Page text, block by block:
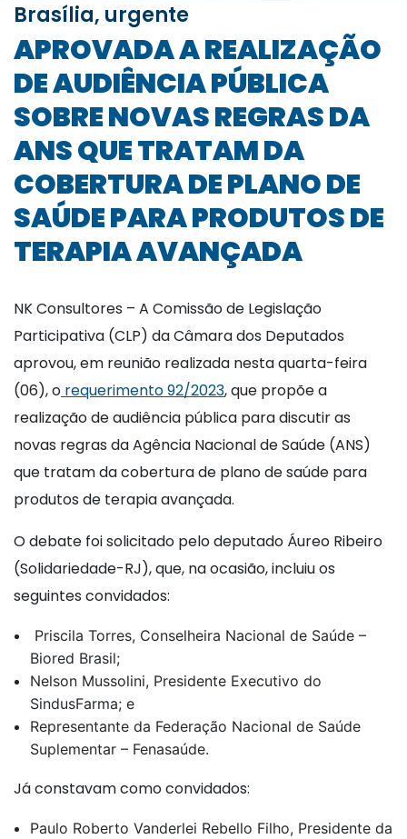
Brasília, urgente
APROVADA A REALIZAÇÃO
DE AUDIÊNCIA PÚBLICA
SOBRE NOVAS REGRAS DA
ANS QUE TRATAM DA
COBERTURA DE PLANO DE
SAÚDE PARA PRODUTOS DE
TERAPIA AVANÇADA
NK Consultores – A Comissão de Legislação
Participativa (CLP) da Câmara dos Deputados
aprovou, em reunião realizada nesta quarta-feira
(06), o requerimento 92/2023, que propõe a
realização de audiência pública para discutir as
novas regras da Agência Nacional de Saúde (ANS)
que tratam da cobertura de plano de saúde para
produtos de terapia avançada.
O debate foi solicitado pelo deputado Áureo Ribeiro
(Solidariedade-RJ), que, na ocasião, incluiu os
seguintes convidados:
Priscila Torres, Conselheira Nacional de Saúde –
Biored Brasil;
Nelson Mussolini, Presidente Executivo do
SindusFarma; e
Representante da Federação Nacional de Saúde
Suplementar – Fenasaúde.
Já constavam como convidados:
Paulo Roberto Vanderlei Rebello Filho, Presidente da